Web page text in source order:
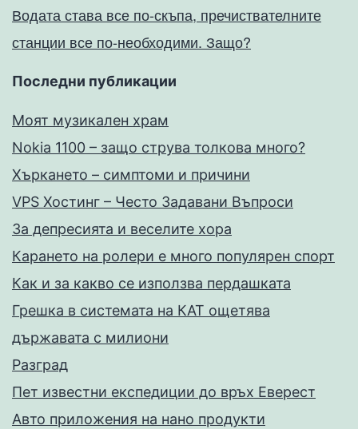
Водата става все по-скъпа, пречиствателните
станции все по-необходими. Защо?
Последни публикации
Моят музикален храм
Nokia 1100 – защо струва толкова много?
Хъркането – симптоми и причини
VPS Хостинг – Често Задавани Въпроси
За депресията и веселите хора
Карането на ролери е много популярен спорт
Как и за какво се използва пердашката
Грешка в системата на КАТ ощетява
държавата с милиони
Разград
Пет известни експедиции до връх Еверест
Авто приложения на нано продукти